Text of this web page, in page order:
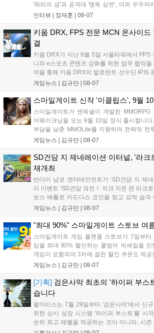
'똬리의 섬'과 공격대 '맹독 심연', 야외 우두머
'소굴'을 포함합니다. 개발진은 하우징 시스템
를 표했습니다....
인터뷰 | 정재훈 08-07
키움 DRX, FPS 전문 MCN 온사이드
결
키움 DRX가 지난 8월 5일 서울타워에서 FPS
니와 e스포츠 콘텐츠 강화를 위한 업무 협약을
약을 통해 키움 DRX의 발로란트 선수단 IP와
이터 네트워크를 결합하여 정규 및 특별 콘텐
오프라인 연계 프로그램을 순차적으로 선보이
나설 계획이다....
게임뉴스 | 김규만 08-07
스마일게이트 신작 '이클립스', 9월
스마일게이트가 엔픽셀이 개발한 MMORPG
어웨이크닝을 오는 9월 10일 정식 출시합니다
부담을 낮춘 MMOLite를 지향하며 전략적 전
특징으로 합니다. 현재 공식 홈페이지와 앱 마
니다. 또한 카카오톡 채널 추가 시 주차별 스
킨, 경품 이벤트 등 풍성한 혜택을 마련해 이
으고 있습니다....
게임뉴스 | 김규만 08-07
SD건담 지 제네레이션 이터널, '라크
재개최
반다이 남코 엔터테인먼트가 ‘SD건담 지 제
리 이벤트 ‘SD건담 외전Ⅰ 지크 지온 편 라크
보스 배틀로 카드다스 코인을 얻고 강적 습격
담을 획득할 수 있다. 로그인 보너스로 최대 다
원 증정한다. 또한 9월 30일까지 공식 유튜브
할 수 있다....
게임뉴스 | 김규만 08-07
"최대 90%" 스마일게이트 스토브 여
스마일게이트 게임 플랫폼 스토브가 7일부터
임을 최대 90% 할인하는 쿨썸머 빅세일을
게임이 포함되며 3차에 걸친 할인 쿠폰도 제
경성 배경의 신작 그날의 신문이 출시되며,
은 공식 페이지에서 확인 가능하다....
게임뉴스 | 김규만 08-07
[기획] 검은사막 최초의 '하이퍼 부스
습니다
펄어비스는 7월 29일부터 '검은사막'에서 신
위한 상시 성장 시스템 '하이퍼 부스트'를 시
순히 최고 레벨을 제공하는 것이 아니라, 시즌
아 아카데미 수료, 아침의 나라 설화 진행 등